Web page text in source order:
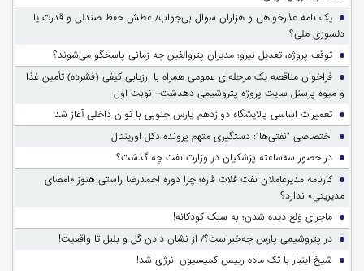
یک نامه عذرخواهی و هزاران سوال بی‌جواب/ عطش حفظ صندلی و قدرت یا
دلسوزی ملی؟
توقف پروژه، تعدیل نیرو؛ مدیران پتروالفین چه زمانی پاسخگو می‌شوند؟
فراخوان مناقصه یک مرحله‌ای عمومی همراه با ارزیابی کیفی (فشرده) تأمین غذا
و میوه پرسنل سایت پروژه پتروشیمی دهدشت– نوبت اول
تعمیرات اساسی پالایشگاه دوازدهم پارس جنوبی با توان داخلی آغاز شد
اختصاصی "نفتی‌ها": دستگیری متهم پرونده دکل اورینتال
در حضور سه‌ساعته پزشکیان در وزارت نفت چه گذشت؟
کارنامه مدیرعاملان نفت فلات قاره؛ چرا دوره احمدرضا راستی هنوز «امضای
مدیریتی» ندارد؟
ماجرای وَلع دیده شدن؛ به سبک کودکانه!
در پتروشیمی پارس چه‌خبراست؟/ از نشان دادن گل و بلبل تا واقعیت!
شیخ اینبار با تک ماده رییس کمیسیون انرژی شد!